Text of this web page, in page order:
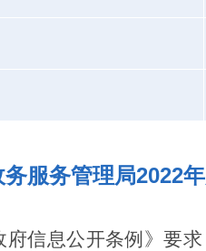
服务管理局2022
信息公开条例》要